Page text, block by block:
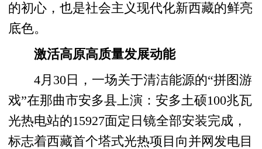
的初心，也是社会主义现代化新西藏的鲜亮
底色。
激活高原高质量发展动能
4月30日，一场关于清洁能源的“拼图游
戏”在那曲市安多县上演：安多土硕100兆瓦
光热电站的15927面定日镜全部安装完成，
标志着西藏首个塔式光热项目向并网发电目